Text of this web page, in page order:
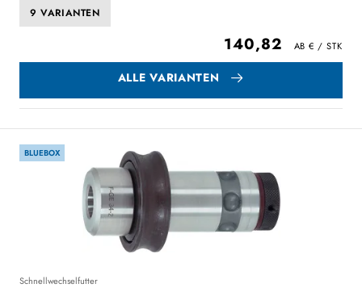
9 VARIANTEN
140,82
ALLE VARIANTEN
BLUEBOX
Schnellwechselfutter